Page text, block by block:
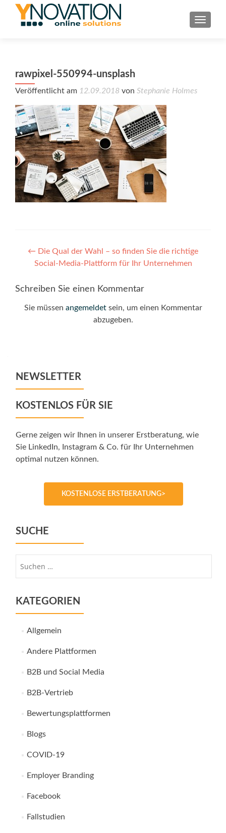
rawpixel-550994-unsplash
Veröffentlicht am 12.09.2018 von Stephanie Holmes
Post
navigation
← Die Qual der Wahl – so finden Sie die richtige
Social-Media-Plattform für Ihr Unternehmen
Schreiben Sie einen Kommentar
Sie müssen angemeldetsein, um einen Kommentar
abzugeben.
NEWSLETTER
KOSTENLOS FÜR SIE
Gerne zeigen wir Ihnen in unserer Erstberatung, wie
Sie LinkedIn, Instagram & Co. für Ihr Unternehmen
optimal nutzen können.
KOSTENLOSE ERSTBERATUNG>
SUCHE
KATEGORIEN
Allgemein
Andere Plattformen
B2B und Social Media
B2B-Vertrieb
Bewertungsplattformen
Blogs
COVID-19
Employer Branding
Facebook
Fallstudien